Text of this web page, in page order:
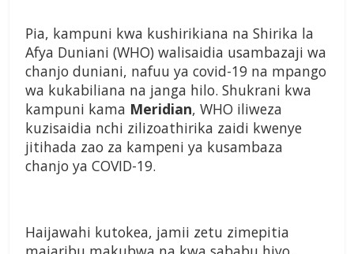
Pia, kampuni kwa kushirikiana na Shirika la
Afya Duniani (WHO) walisaidia usambazaji wa
chanjo duniani, nafuu ya covid-19 na mpango
wa kukabiliana na janga hilo. Shukrani kwa
kampuni kama Meridian, WHO iliweza
kuzisaidia nchi zilizoathirika zaidi kwenye
jitihada zao za kampeni ya kusambaza
chanjo ya COVID-19.
Haijawahi kutokea, jamii zetu zimepitia